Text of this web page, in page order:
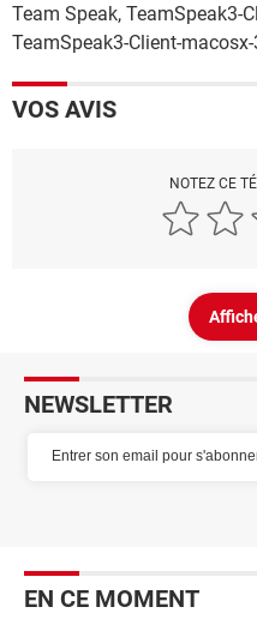
Team Speak, TeamSpeak3-
TeamSpeak3-Client-
VOS AVIS
NOTEZ CE
NEWSLETTER
EN CE MOMENT